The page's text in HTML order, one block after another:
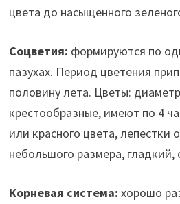
цвета до насыщенного
Соцветия: формируются по
пазухах. Период цветения
половину лета. Цветы:
крестообразные, имеют по 4
или красного цвета, лепестки
небольшого размера,
Корневая система: хорошо